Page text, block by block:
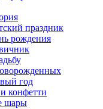
праздник
рождения
год
конфетти
шары